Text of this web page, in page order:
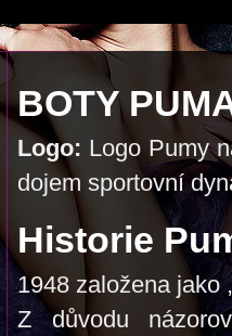
BOTY
Logo: Logo Pumy
dojem sportovní
Historie
1948 založena jako
Z důvodu